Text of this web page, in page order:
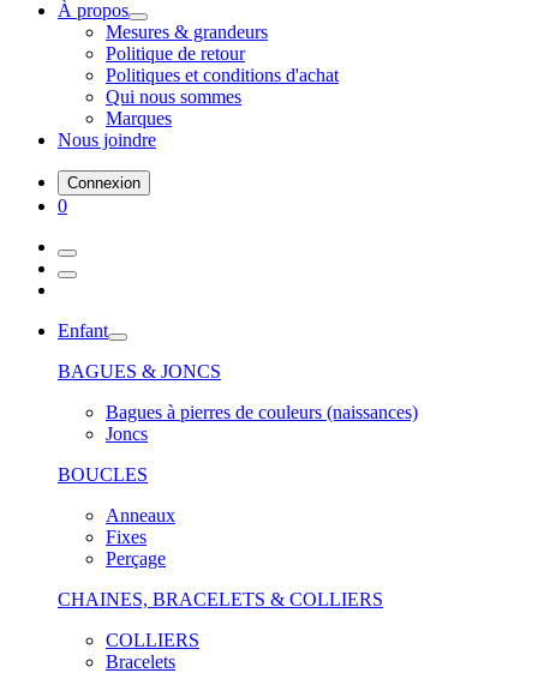
À propos
Mesures & grandeurs
Politique de retour
Politiques et conditions d'achat
Qui nous sommes
Marques
Nous joindre
Connexion
0
Enfant
BAGUES & JONCS
Bagues à pierres de couleurs (naissances)
Joncs
BOUCLES
Anneaux
Fixes
Perçage
CHAINES, BRACELETS & COLLIERS
COLLIERS
Bracelets